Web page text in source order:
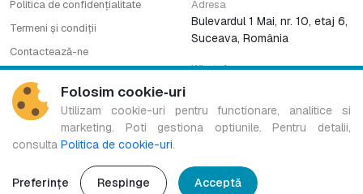
Politica de confidențialitate
Termeni și condiții
Contactează-ne
CNA
Adresa
Bulevardul 1 Mai, nr. 10, etaj 6,
Suceava, România
WhatsApp
Bucovina TV Regional este marcă înregistrată a B.G. MEDIA S.R.L.
Copyright © 2016-2026. Toate drepturile rezervate.
Folosim cookie‑uri
Utilizam cookie-uri pentru functionare, analitice si
marketing. Poti gestiona optiunile. Pentru detalii,
consulta Politica de cookie-uri.
Preferințe Respinge Acceptă